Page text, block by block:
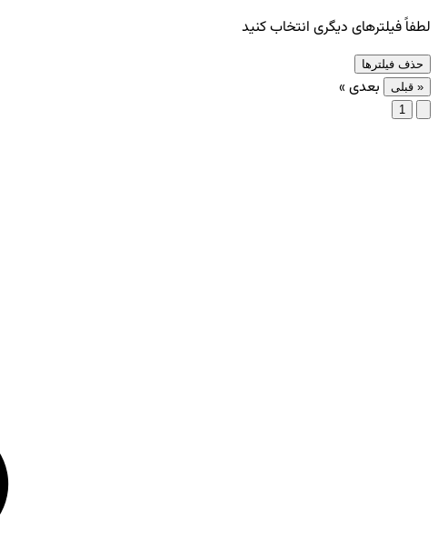
لطفاً فیلترهای دیگری انتخاب کنید
حذف فیلترها
« قبلی
بعدی »
1